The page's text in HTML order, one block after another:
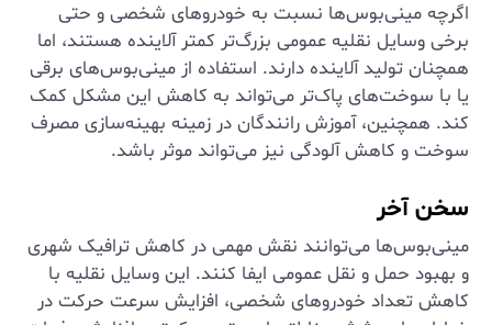
اگرچه مینی‌بوس‌ها نسبت به خودروهای شخصی و حتی
برخی وسایل نقلیه عمومی بزرگ‌تر کمتر آلاینده هستند، اما
همچنان تولید آلاینده دارند. استفاده از مینی‌بوس‌های برقی
یا با سوخت‌های پاک‌تر می‌تواند به کاهش این مشکل کمک
کند. همچنین، آموزش رانندگان در زمینه بهینه‌سازی مصرف
سوخت و کاهش آلودگی نیز می‌تواند موثر باشد.
سخن آخر
مینی‌بوس‌ها می‌توانند نقش مهمی در کاهش ترافیک شهری
و بهبود حمل و نقل عمومی ایفا کنند. این وسایل نقلیه با
کاهش تعداد خودروهای شخصی، افزایش سرعت حرکت در